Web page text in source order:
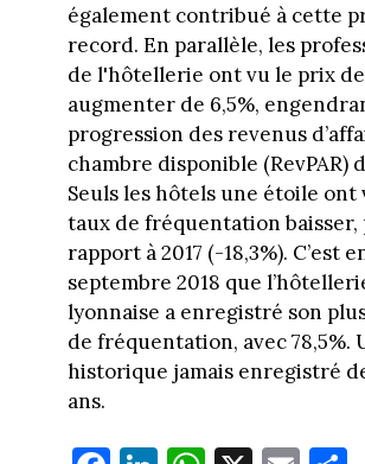
également contribué à cette
record. En parallèle, les
de l'hôtellerie ont vu le prix
augmenter de 6,5%,
progression des revenus
chambre disponible (RevPAR)
Seuls les hôtels une étoile ont
taux de fréquentation baisser,
rapport à 2017 (-18,3%). C’est
septembre 2018 que
lyonnaise a enregistré son
de fréquentation, avec 78,5%.
historique jamais enregistré
ans.